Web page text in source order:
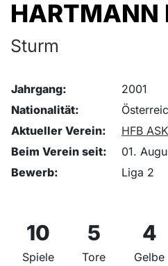
HARTMANN
Sturm
Jahrgang:
2001
Nationalität:
Aktueller Verein:
HFB
Beim Verein seit:
01.
Bewerb:
Liga 2
10
Spiele
5
Tore
4
Gelbe